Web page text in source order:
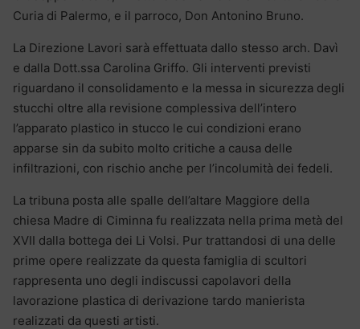
Curia di Palermo, e il parroco, Don Antonino Bruno.
La Direzione Lavori sarà effettuata dallo stesso arch. Davì
e dalla Dott.ssa Carolina Griffo. Gli interventi previsti
riguardano il consolidamento e la messa in sicurezza degli
stucchi oltre alla revisione complessiva dell’intero
l’apparato plastico in stucco le cui condizioni erano
apparse sin da subito molto critiche a causa delle
infiltrazioni, con rischio anche per l’incolumità dei fedeli.
La tribuna posta alle spalle dell’altare Maggiore della
chiesa Madre di Ciminna fu realizzata nella prima metà del
XVII dalla bottega dei Li Volsi. Pur trattandosi di una delle
prime opere realizzate da questa famiglia di scultori
rappresenta uno degli indiscussi capolavori della
lavorazione plastica di derivazione tardo manierista
realizzati da questi artisti.